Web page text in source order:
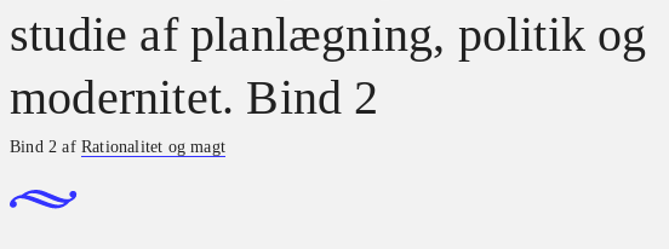
studie af planlægning, politik og
modernitet. Bind 2
Bind 2 afRationalitet og magt